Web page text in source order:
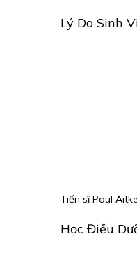
Lý Do Sinh
Tiến sĩ Paul
Học Điều